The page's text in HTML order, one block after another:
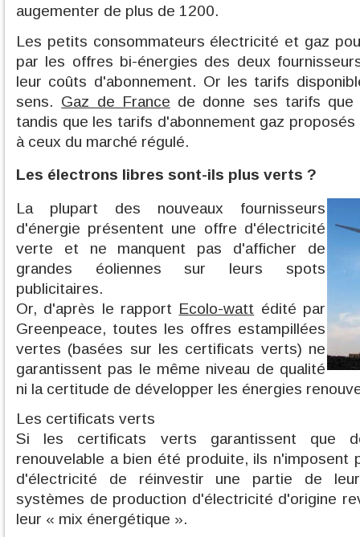
augementer de plus de 1200.
Les petits consommateurs électricité et gaz
par les offres bi-énergies des deux
leur coûts d'abonnement. Or les tarifs
sens. Gaz de France de donne ses tarifs que
tandis que les tarifs d'abonnement gaz
à ceux du marché régulé.
Les électrons libres sont-ils plus verts ?
La plupart des nouveaux fournisseurs
d'énergie présentent une offre d'électricité
verte et ne manquent pas d'afficher de
grandes éoliennes sur leurs spots
publicitaires.
Or, d'après le rapport Ecolo-watt édité par
Greenpeace, toutes les offres estampillées
vertes (basées sur les certificats verts) ne
garantissent pas le même niveau de qualité
ni la certitude de développer les énergies
Les certificats verts
Si les certificats verts garantissent que
renouvelable a bien été produite, ils n'imposent
d'électricité de réinvestir une partie de
systèmes de production d'électricité d'origine
leur « mix énergétique ».